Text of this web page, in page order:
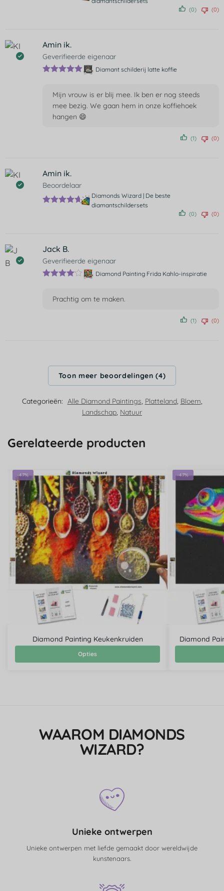
(0) (0)
Amin ik.
Geverifieerde eigenaar
Diamant schilderij latte koffie
Mijn vrouw is er blij mee. Ik ben er nog steeds
mee bezig. We gaan hem in onze koffiehoek
hangen 😄
(1) (0)
Amin ik.
Beoordelaar
Diamonds Wizard | De beste
diamantschildersets
(0) (0)
Jack B.
Geverifieerde eigenaar
Diamond Painting Frida Kahlo-inspiratie
Prachtig om te maken.
(1) (0)
Toon meer beoordelingen (4)
Categorieën: Alle Diamond Paintings, Platteland, Bloem,
Landschap, Natuur
Gerelateerde producten
-47%
Diamond Painting Keukenkruiden
Opties
-47%
Diamond
WAAROM DIAMONDS
WIZARD?
Unieke ontwerpen
Unieke ontwerpen met liefde gemaakt door wereldwijde
kunstenaars.